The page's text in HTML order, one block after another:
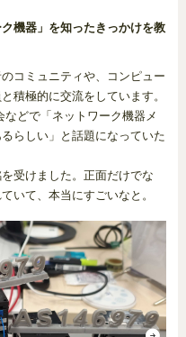
機器」を知ったきっかけを教
コミュニティや、コンピュー
積極的に交流をしています。
どで「ネットワーク機器メ
らしい」と話題になっていた
受けました。正面だけでな
いて、本当にすごいなと。